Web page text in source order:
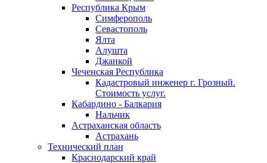
Республика Крым
Симферополь
Севастополь
Ялта
Алушта
Джанкой
Чеченская Республика
Кадастровый инженер г. Грозный.
Стоимость услуг.
Кабардино - Балкария
Нальчик
Астраханская область
Астрахань
Технический план
Краснодарский край